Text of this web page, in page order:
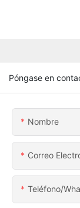
Póngase en
Nombre
Correo
Teléfono/